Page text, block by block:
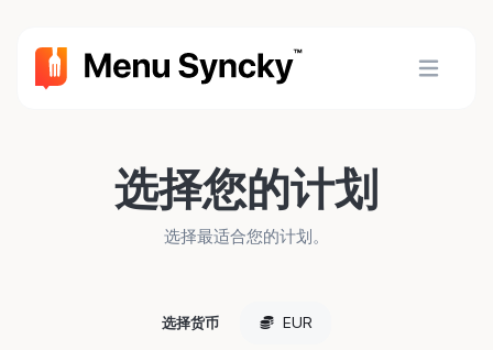
选择您的计划
选择最适合您的计划。
选择货币 EUR